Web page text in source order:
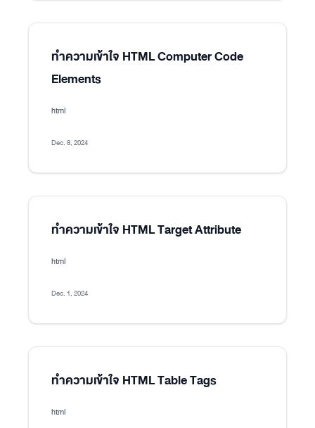
ทำความเข้าใจ HTML Computer Code
Elements
html
Dec. 8, 2024
ทำความเข้าใจ HTML Target Attribute
html
Dec. 1, 2024
ทำความเข้าใจ HTML Table Tags
html